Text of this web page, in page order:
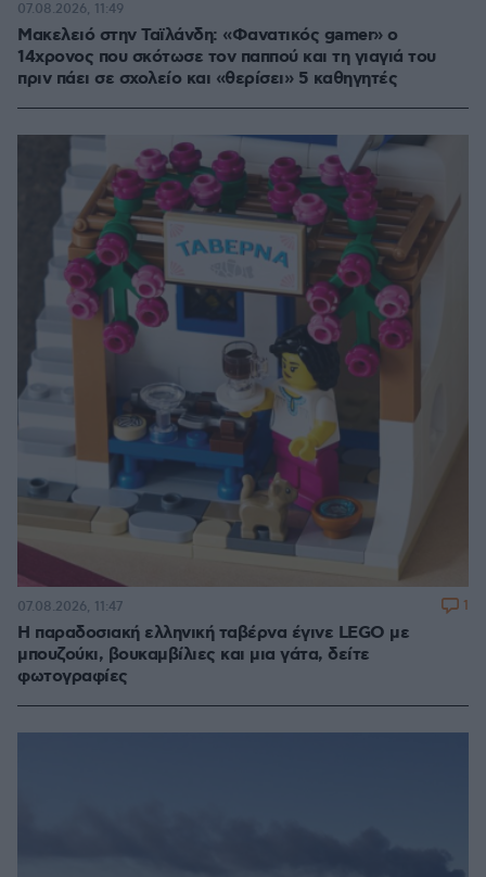
Μακελειό στην Ταϊλάνδη: «Φανατικός gamer» ο
14χρονος που σκότωσε τον παππού και τη γιαγιά του
πριν πάει σε σχολείο και «θερίσει» 5 καθηγητές
07.08.2026, 11:49
Η παραδοσιακή ελληνική ταβέρνα έγινε LEGO με
μπουζούκι, βουκαμβίλιες και μια γάτα, δείτε
φωτογραφίες
07.08.2026, 11:47 1